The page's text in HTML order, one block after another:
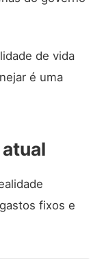
de vida
é uma
fixos e